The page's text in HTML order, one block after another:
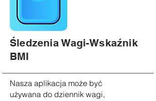
Śledzenia Wagi-Wskaźnik
BMI
Nasza aplikacja może być
używana do dziennik wagi,